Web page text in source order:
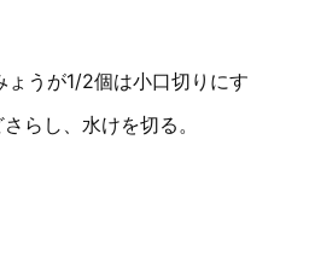
うが1/2個は小口切りにす
らし、水けを切る。